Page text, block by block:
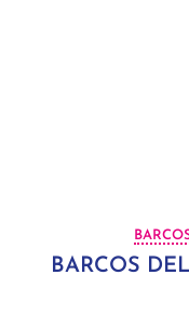
BARCOS